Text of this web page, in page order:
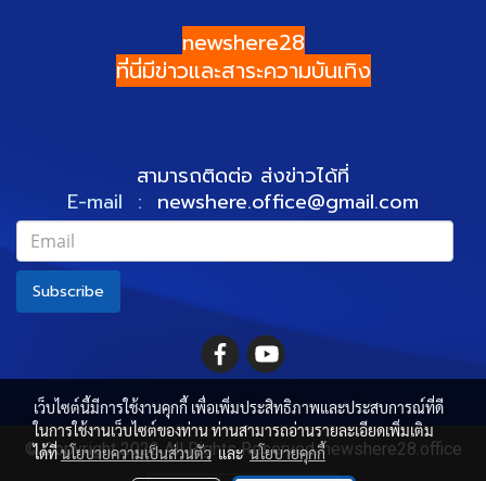
newshere28
ที่นี่มีข่าวและสาระความบันเทิง
สามารถติดต่อ ส่งข่าวได้ที่
E-mail : newshere.office@gmail.com
Subscribe
© Copyright 2022 All Rights Reserved. newshere28.office
เว็บไซต์นี้มีการใช้งานคุกกี้ เพื่อเพิ่มประสิทธิภาพและประสบการณ์ที่ดี
ในการใช้งานเว็บไซต์ของท่าน ท่านสามารถอ่านรายละเอียดเพิ่มเติม
ได้ที่นโยบายความเป็นส่วนตัวและนโยบายคุกกี้